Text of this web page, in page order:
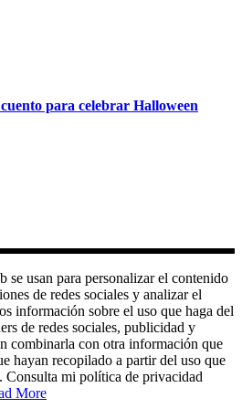
para celebrar Halloween
se usan para personalizar el contenido
de redes sociales y analizar el
información sobre el uso que haga del
de redes sociales, publicidad y
combinarla con otra información que
hayan recopilado a partir del uso que
Consulta mi política de privacidad
More